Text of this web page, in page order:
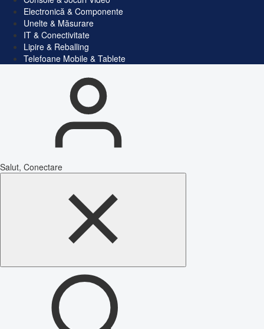
Electronică & Componente
Unelte & Măsurare
IT & Conectivitate
Lipire & Reballing
Telefoane Mobile & Tablete
Salut, Conectare